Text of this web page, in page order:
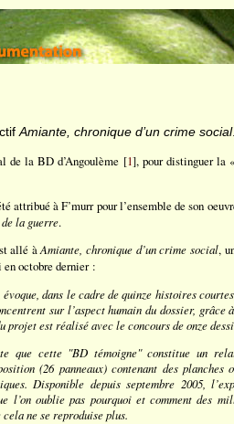
Amiante, chronique d’un crime social.
de la BD d’Angoulème [1], pour distinguer la
attribué à F’murr pour l’ensemble de son
la guerre.
allé àAmiante, chronique d’un crime social,
octobre dernier :
dans le cadre de quinze histoires
sur l’aspect humain du dossier, grâce
projet est réalisé avec le concours de onze
que cette "BD témoigne" constitue un
(26 panneaux) contenant des planches
Disponible depuis septembre 2005,
l’on oublie pas pourquoi et comment des
cela ne se reproduise plus.